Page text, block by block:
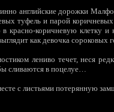
английские дорожки
туфель и парой
в красно-коричневую клетку
как девочка сороковых
лениво течет, неся
сливаются в поцелуе…
с листьями потерянную